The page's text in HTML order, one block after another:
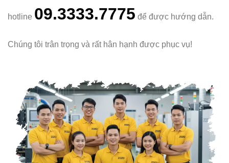
hotline 09.3333.7775 để được hướng dẫn.
Chúng tôi trân trọng và rất hân hạnh được phục vụ!